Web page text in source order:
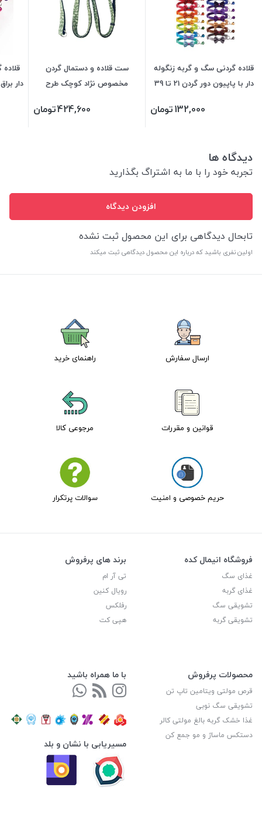
قلاده گردنی سگ و گربه زنگوله
دار با پاپیون دور گردن 21 تا 39
132,000تومان
ست قلاده و دستمال گردن
مخصوص نژاد کوچک طرح
424,600تومان
دار براق
دیدگاه ها
تجربه خود را با ما به اشتراگ بگذارید
افزودن دیدگاه
تابحال دیدگاهی برای این محصول ثبت نشده
اولین نفری باشید که درباره این محصول دیدگاهی ثبت میکند
ارسال سفارش راهنمای خرید
قوانین و مقررات مرجوعی کالا
حریم خصوصی و امنیت سوالات پرتکرار
فروشگاه انیمال کده
غذای سگ
غذای گربه
تشویقی سگ
تشویقی گربه
برند های پرفروش
تی آر ام
رویال کنین
رفلکس
هپی کت
محصولات پرفروش
قرص مولتی ویتامین تاپ تن
تشویقی سگ نوبی
غذا خشک گربه بالغ مولتی کالر
دستکس ماساژ و مو جمع کن
با ما همراه باشید
مسیریابی با نشان و بلد